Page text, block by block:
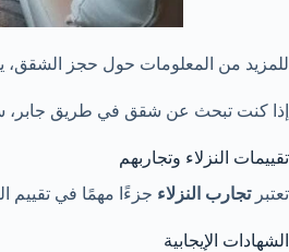
للمزيد من المعلومات حول حجز الشقق،
إذا كنت تبحث عن شقق في طريق جابر،
تقييمات النزلاء وتجاربهم
تعتبرتجارب النزلاء جزءًا مهمًا في تقييم
الشهادات الإيجابية